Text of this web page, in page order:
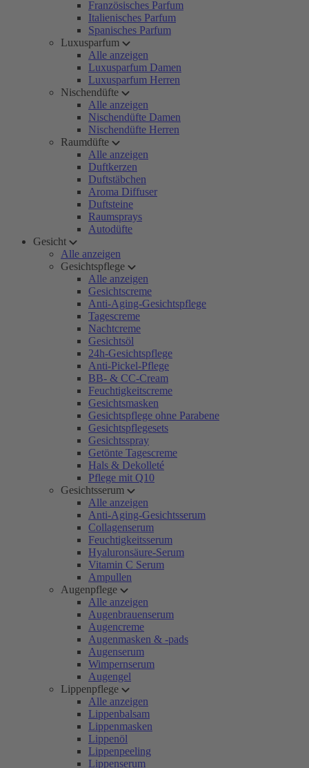
Französisches Parfum
Italienisches Parfum
Spanisches Parfum
Luxusparfum
Alle anzeigen
Luxusparfum Damen
Luxusparfum Herren
Nischendüfte
Alle anzeigen
Nischendüfte Damen
Nischendüfte Herren
Raumdüfte
Alle anzeigen
Duftkerzen
Duftstäbchen
Aroma Diffuser
Duftsteine
Raumsprays
Autodüfte
Gesicht
Alle anzeigen
Gesichtspflege
Alle anzeigen
Gesichtscreme
Anti-Aging-Gesichtspflege
Tagescreme
Nachtcreme
Gesichtsöl
24h-Gesichtspflege
Anti-Pickel-Pflege
BB- & CC-Cream
Feuchtigkeitscreme
Gesichtsmasken
Gesichtspflege ohne Parabene
Gesichtspflegesets
Gesichtsspray
Getönte Tagescreme
Hals & Dekolleté
Pflege mit Q10
Gesichtsserum
Alle anzeigen
Anti-Aging-Gesichtsserum
Collagenserum
Feuchtigkeitsserum
Hyaluronsäure-Serum
Vitamin C Serum
Ampullen
Augenpflege
Alle anzeigen
Augenbrauenserum
Augencreme
Augenmasken & -pads
Augenserum
Wimpernserum
Augengel
Lippenpflege
Alle anzeigen
Lippenbalsam
Lippenmasken
Lippenöl
Lippenpeeling
Lippenserum